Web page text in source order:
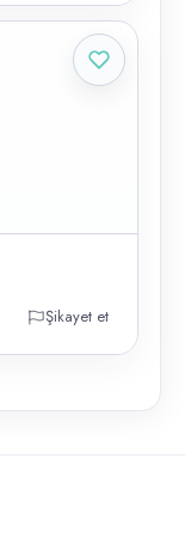
Şikayet et